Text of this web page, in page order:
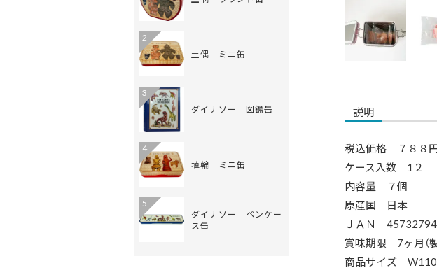
説明
税込価格 ７８８
ケース入数 1２
内容量 ７個
原産国 日本
ＪＡＮ
賞味期限 7ヶ月（
商品サイズ
土偶 ミニ缶
2
ダイナソー 図鑑缶
3
埴輪 ミニ缶
4
ダイナソー ペンケー
ス缶
5